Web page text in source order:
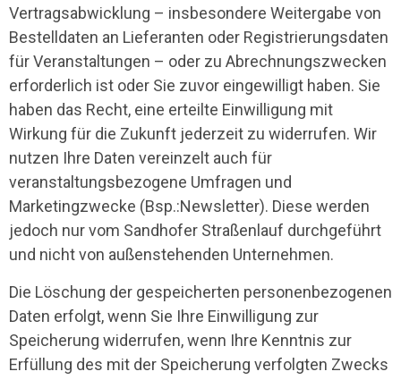
Vertragsabwicklung – insbesondere Weitergabe von
Bestelldaten an Lieferanten oder Registrierungsdaten
für Veranstaltungen – oder zu Abrechnungszwecken
erforderlich ist oder Sie zuvor eingewilligt haben. Sie
haben das Recht, eine erteilte Einwilligung mit
Wirkung für die Zukunft jederzeit zu widerrufen. Wir
nutzen Ihre Daten vereinzelt auch für
veranstaltungsbezogene Umfragen und
Marketingzwecke (Bsp.:Newsletter). Diese werden
jedoch nur vom Sandhofer Straßenlauf durchgeführt
und nicht von außenstehenden Unternehmen.
Die Löschung der gespeicherten personenbezogenen
Daten erfolgt, wenn Sie Ihre Einwilligung zur
Speicherung widerrufen, wenn Ihre Kenntnis zur
Erfüllung des mit der Speicherung verfolgten Zwecks